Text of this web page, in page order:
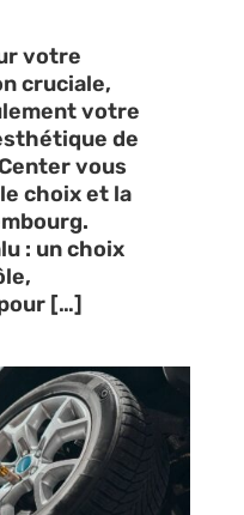
votre
cruciale,
votre
de
vous
choix et la
: un choix
[…]